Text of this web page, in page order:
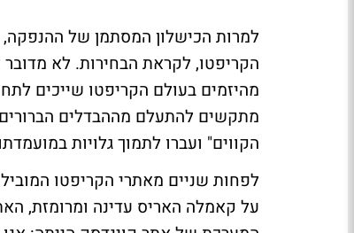
למרות הכישלון המסתמן של
הקריפטו, לקראת הבחירות. לא
מהיזמים בעולם הקריפטו שייכים
מתקשים להתעלם מההבדלים
הקווים" ועברו לתמוך גלויות
לפחות שניים מאתרי הקריפטו
על קאמלה האריס עדינה ומרומזת,